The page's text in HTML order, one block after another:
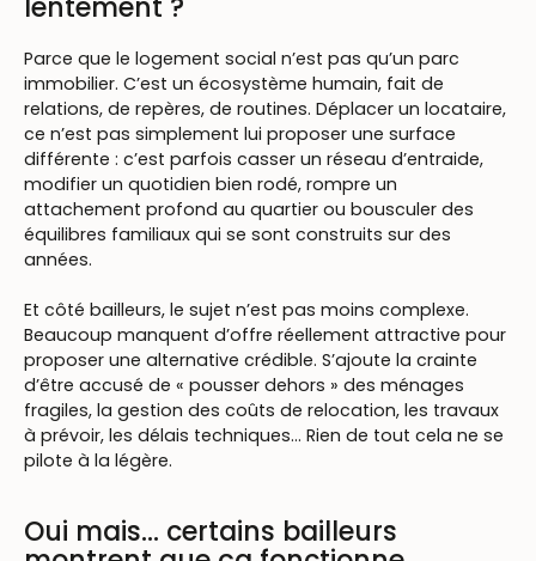
Parce que le logement social n’est pas qu’un parc
immobilier. C’est un écosystème humain, fait de
relations, de repères, de routines. Déplacer un locataire,
ce n’est pas simplement lui proposer une surface
différente : c’est parfois casser un réseau d’entraide,
modifier un quotidien bien rodé, rompre un
attachement profond au quartier ou bousculer des
équilibres familiaux qui se sont construits sur des
années.
Et côté bailleurs, le sujet n’est pas moins complexe.
Beaucoup manquent d’offre réellement attractive pour
proposer une alternative crédible. S’ajoute la crainte
d’être accusé de « pousser dehors » des ménages
fragiles, la gestion des coûts de relocation, les travaux
à prévoir, les délais techniques… Rien de tout cela ne se
pilote à la légère.
Oui mais… certains bailleurs